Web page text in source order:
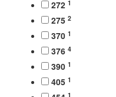
272 1
275 2
370 1
376 4
390 1
405 1
1